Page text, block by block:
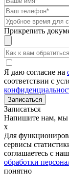
Прикрепить
Я даю согласие на
соответствии с
Записаться
Напишите нам, мы
x
Для
сервисы
соглашаетесь с
обработки
понятно